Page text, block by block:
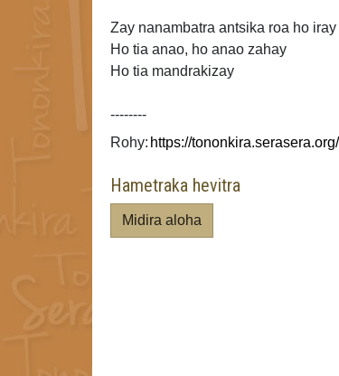
Zay nanambatra antsika roa ho iray
Ho tia anao, ho anao zahay
Ho tia mandrakizay
--------
Rohy:
Hametraka hevitra
Midira aloha